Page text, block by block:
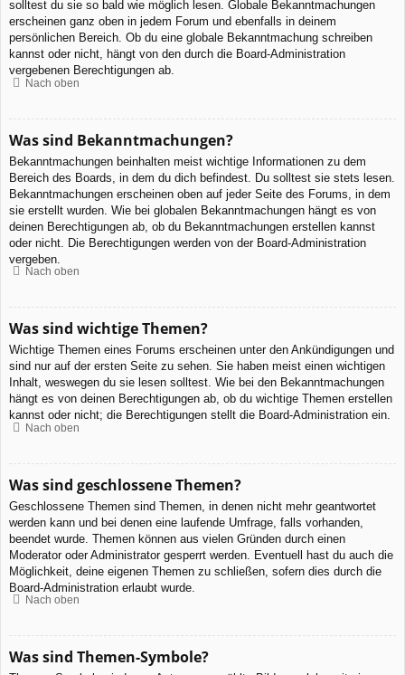
solltest du sie so bald wie möglich lesen. Globale Bekanntmachungen
erscheinen ganz oben in jedem Forum und ebenfalls in deinem
persönlichen Bereich. Ob du eine globale Bekanntmachung schreiben
kannst oder nicht, hängt von den durch die Board-Administration
vergebenen Berechtigungen ab.
Nach oben
Was sind Bekanntmachungen?
Bekanntmachungen beinhalten meist wichtige Informationen zu dem
Bereich des Boards, in dem du dich befindest. Du solltest sie stets lesen.
Bekanntmachungen erscheinen oben auf jeder Seite des Forums, in dem
sie erstellt wurden. Wie bei globalen Bekanntmachungen hängt es von
deinen Berechtigungen ab, ob du Bekanntmachungen erstellen kannst
oder nicht. Die Berechtigungen werden von der Board-Administration
vergeben.
Nach oben
Was sind wichtige Themen?
Wichtige Themen eines Forums erscheinen unter den Ankündigungen und
sind nur auf der ersten Seite zu sehen. Sie haben meist einen wichtigen
Inhalt, weswegen du sie lesen solltest. Wie bei den Bekanntmachungen
hängt es von deinen Berechtigungen ab, ob du wichtige Themen erstellen
kannst oder nicht; die Berechtigungen stellt die Board-Administration ein.
Nach oben
Was sind geschlossene Themen?
Geschlossene Themen sind Themen, in denen nicht mehr geantwortet
werden kann und bei denen eine laufende Umfrage, falls vorhanden,
beendet wurde. Themen können aus vielen Gründen durch einen
Moderator oder Administrator gesperrt werden. Eventuell hast du auch die
Möglichkeit, deine eigenen Themen zu schließen, sofern dies durch die
Board-Administration erlaubt wurde.
Nach oben
Was sind Themen-Symbole?